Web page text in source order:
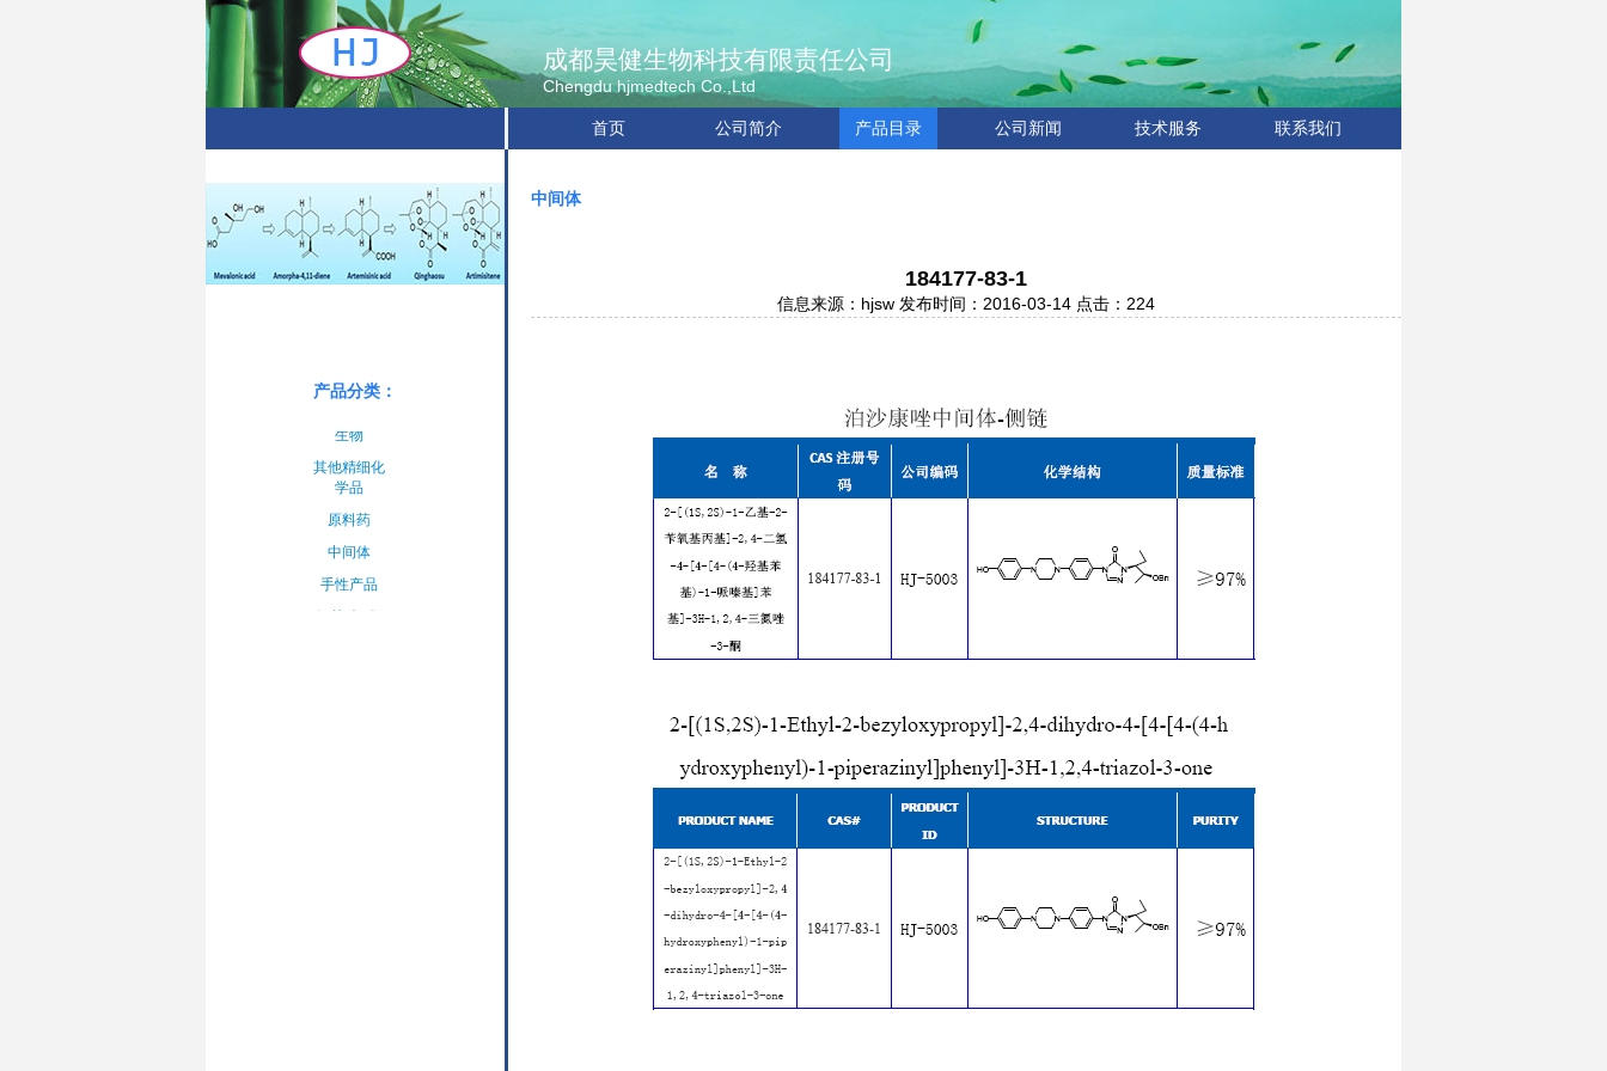
成都昊健生物科技有限责任公司
Chengdu hjmedtech Co.,Ltd
首页 公司简介 产品目录 公司新闻 技术服务 联系我们
产品分类：
生物
其他精细化
学品
原料药
中间体
手性产品
氨基酸&衍
中间体
184177-83-1
信息来源：hjsw 发布时间：2016-03-14 点击： 224